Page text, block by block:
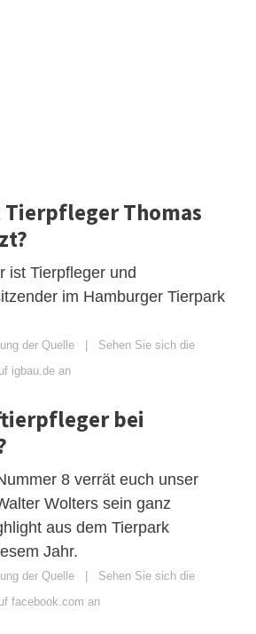
Thomas
ist Tierpfleger und
im Hamburger Tierpark
der Quelle | Sehen Sie sich die
igbau.de an
bei
8 verrät euch unser
Wolters sein ganz
aus dem Tierpark
Jahr.
der Quelle | Sehen Sie sich die
facebook.com an